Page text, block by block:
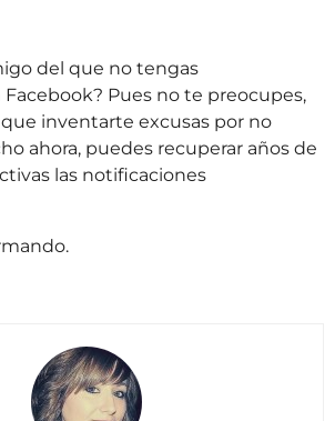
del que no tengas
Pues no te preocupes,
inventarte excusas por no
ahora, puedes recuperar años de
las notificaciones